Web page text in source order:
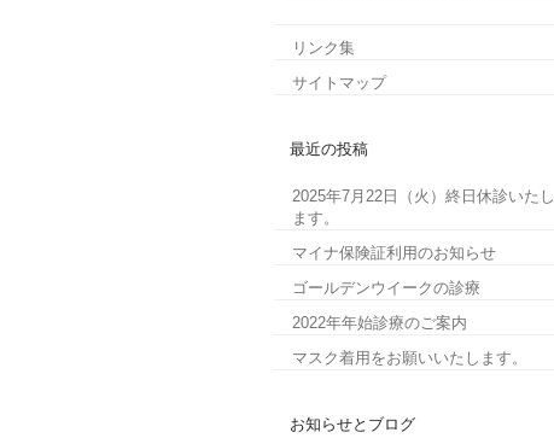
リンク集
サイトマップ
最近の投稿
2025年7月22日（火）終日休診いたし
ます。
マイナ保険証利用のお知らせ
ゴールデンウイークの診療
2022年年始診療のご案内
マスク着用をお願いいたします。
お知らせとブログ